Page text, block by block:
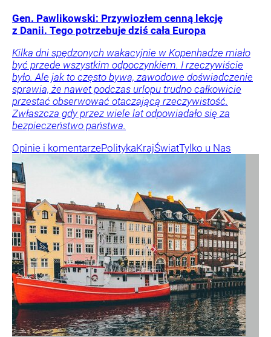
Gen. Pawlikowski: Przywiozłem cenną lekcję
z Danii. Tego potrzebuje dziś cała Europa
Kilka dni spędzonych wakacyjnie w Kopenhadze miało
być przede wszystkim odpoczynkiem. I rzeczywiście
było. Ale jak to często bywa, zawodowe doświadczenie
sprawia, że nawet podczas urlopu trudno całkowicie
przestać obserwować otaczającą rzeczywistość.
Zwłaszcza gdy przez wiele lat odpowiadało się za
bezpieczeństwo państwa.
Opinie i komentarzePolitykaKrajŚwiatTylko u Nas